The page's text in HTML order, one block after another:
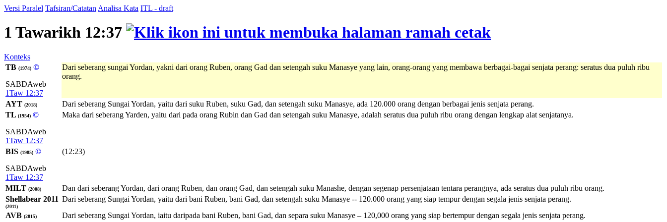
Versi Paralel Tafsiran/Catatan Analisa Kata ITL - draft
1 Tawarikh 12:37
Konteks
TB (1974) ©
SABDAweb
1Taw 12:37
Dari seberang sungai Yordan, yakni dari orang Ruben, orang Gad dan setengah suku Manasye yang lain, orang-orang yang membawa berbagai-bagai senjata perang: seratus dua puluh ribu
orang.
AYT (2018)
Dari seberang Sungai Yordan, yaitu dari suku Ruben, suku Gad, dan setengah suku Manasye, ada 120.000 orang dengan berbagai jenis senjata perang.
TL (1954) ©
SABDAweb
1Taw 12:37
Maka dari seberang Yarden, yaitu dari pada orang Rubin dan Gad dan setengah suku Manasye, adalah seratus dua puluh ribu orang dengan lengkap alat senjatanya.
BIS (1985) ©
SABDAweb
1Taw 12:37
(12:23)
MILT (2008)
Dan dari seberang Yordan, dari orang Ruben, dan orang Gad, dan setengah suku Manashe, dengan segenap persenjataan tentara perangnya, ada seratus dua puluh ribu orang.
Shellabear 2011
(2011)
Dari seberang Sungai Yordan, yaitu dari bani Ruben, bani Gad, dan setengah suku Manasye -- 120.000 orang yang siap tempur dengan segala jenis senjata perang.
AVB (2015) Dari seberang Sungai Yordan, iaitu daripada bani Ruben, bani Gad, dan separa suku Manasye – 120,000 orang yang siap bertempur dengan segala jenis senjata perang.